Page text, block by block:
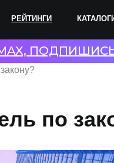
КАТАЛОГИ
MAX,
по